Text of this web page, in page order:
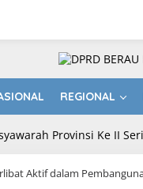
REGIONAL
Aktif dalam